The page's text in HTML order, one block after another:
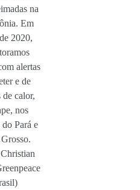
na
Em
2020,
alertas
e de
de calor,
nos
do Pará e